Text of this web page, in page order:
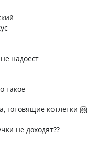
надоест
такое
готовящие котлетки 🤗
не доходят??